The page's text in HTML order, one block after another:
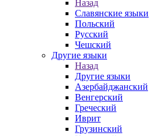
Назад
Славянские языки
Польский
Русский
Чешский
Другие языки
Назад
Другие языки
Азербайджанский
Венгерский
Греческий
Иврит
Грузинский